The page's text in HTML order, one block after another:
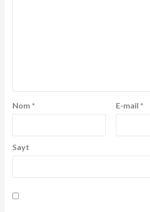
Nom * E-mail *
Sayt